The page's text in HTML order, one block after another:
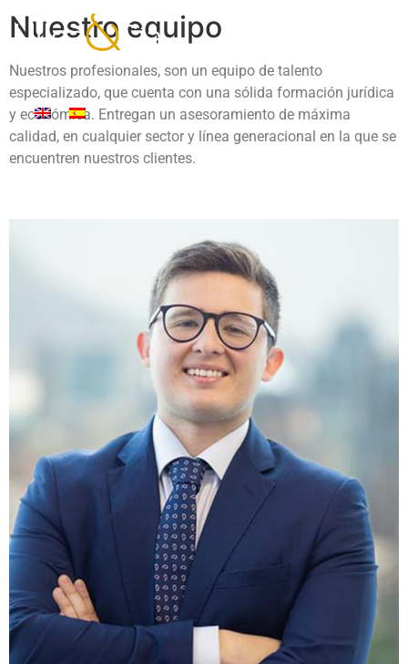
Nuestro equipo
Nuestros profesionales, son un equipo de talento
especializado, que cuenta con una sólida formación jurídica
y económica. Entregan un asesoramiento de máxima
calidad, en cualquier sector y línea generacional en la que se
encuentren nuestros clientes.